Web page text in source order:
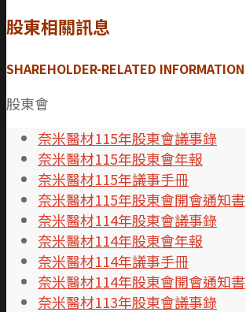
股東相關訊息
SHAREHOLDER-RELATED INFORMATION
股東會
奈米醫材115年股東會議事錄
奈米醫材115年股東會年報
奈米醫材115年議事手冊
奈米醫材115年股東會開會通知書
奈米醫材114年股東會議事錄
奈米醫材114年股東會年報
奈米醫材114年議事手冊
奈米醫材114年股東會開會通知書
奈米醫材113年股東會議事錄